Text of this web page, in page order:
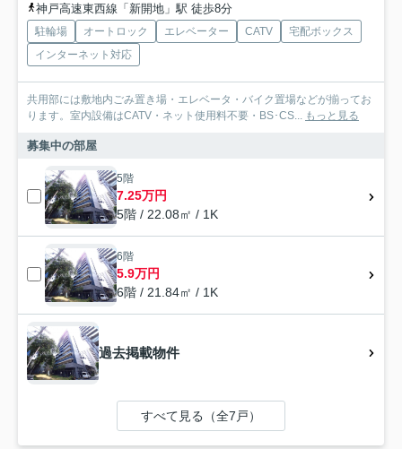
神戸高速東西線「新開地」駅 徒歩8分
駐輪場 オートロック エレベーター CATV
宅配ボックス
インターネット対応
共用部には敷地内ごみ置き場・エレベータ・バイク置場などが揃ってお
ります。室内設備はCATV・ネット使用料不要・BS･CS...
もっと見る
募集中の部屋
5階
7.25万円
5階 / 22.08㎡ / 1K
6階
5.9万円
6階 / 21.84㎡ / 1K
過去掲載物件
すべて見る（全7戸）